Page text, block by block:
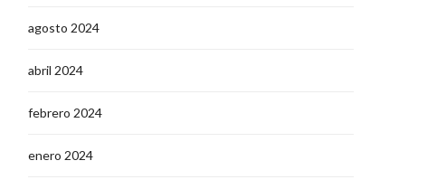
agosto 2024
abril 2024
febrero 2024
enero 2024